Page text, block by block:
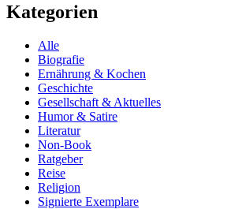
Kategorien
Alle
Biografie
Ernährung & Kochen
Geschichte
Gesellschaft & Aktuelles
Humor & Satire
Literatur
Non-Book
Ratgeber
Reise
Religion
Signierte Exemplare